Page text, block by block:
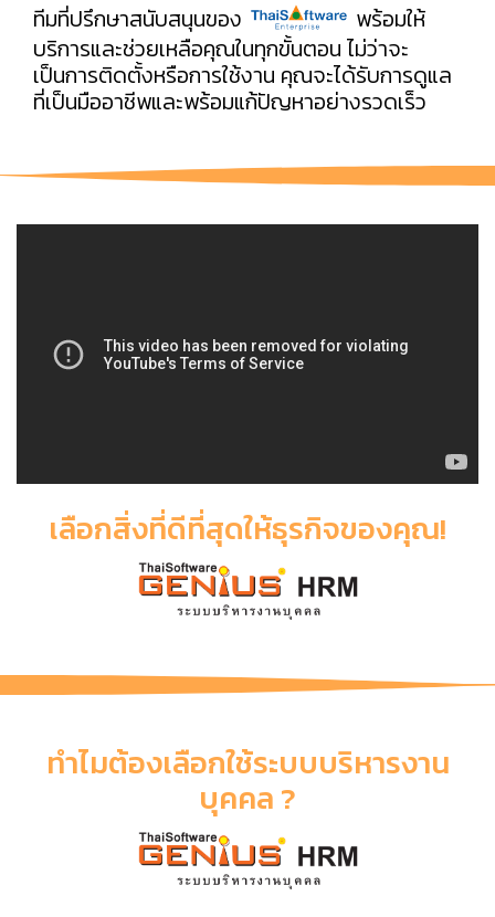
ทีมที่ปรึกษาสนับสนุนของ
พร้อมให้
บริการและช่วยเหลือคุณในทุกขั้นตอน ไม่ว่าจะ
เป็นการติดตั้งหรือการใช้งาน คุณจะได้รับการดูแล
ที่เป็นมืออาชีพและพร้อมแก้ปัญหาอย่างรวดเร็ว
เลือกสิ่งที่ดีที่สุดให้ธุรกิจของคุณ!
ทำไมต้องเลือกใช้ระบบบริหารงาน
บุคคล ?